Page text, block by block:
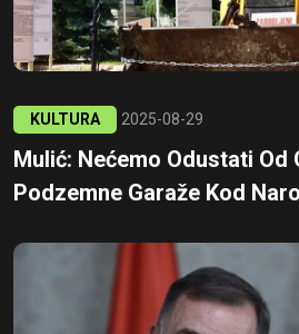
KULTURA 2025-08-29
Mulić: Nećemo Odustati Od
Podzemne Garaže Kod